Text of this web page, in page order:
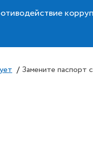
/ Замените паспорт